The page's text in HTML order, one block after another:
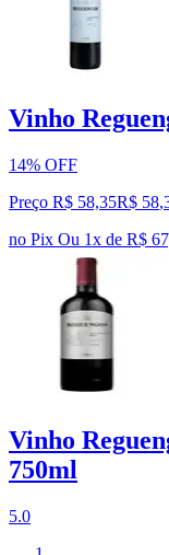
Vinho
14% OFF
Preço R$ 58,35R$ 58,
no Pix Ou 1x de R$
Vinho
750ml
5.0